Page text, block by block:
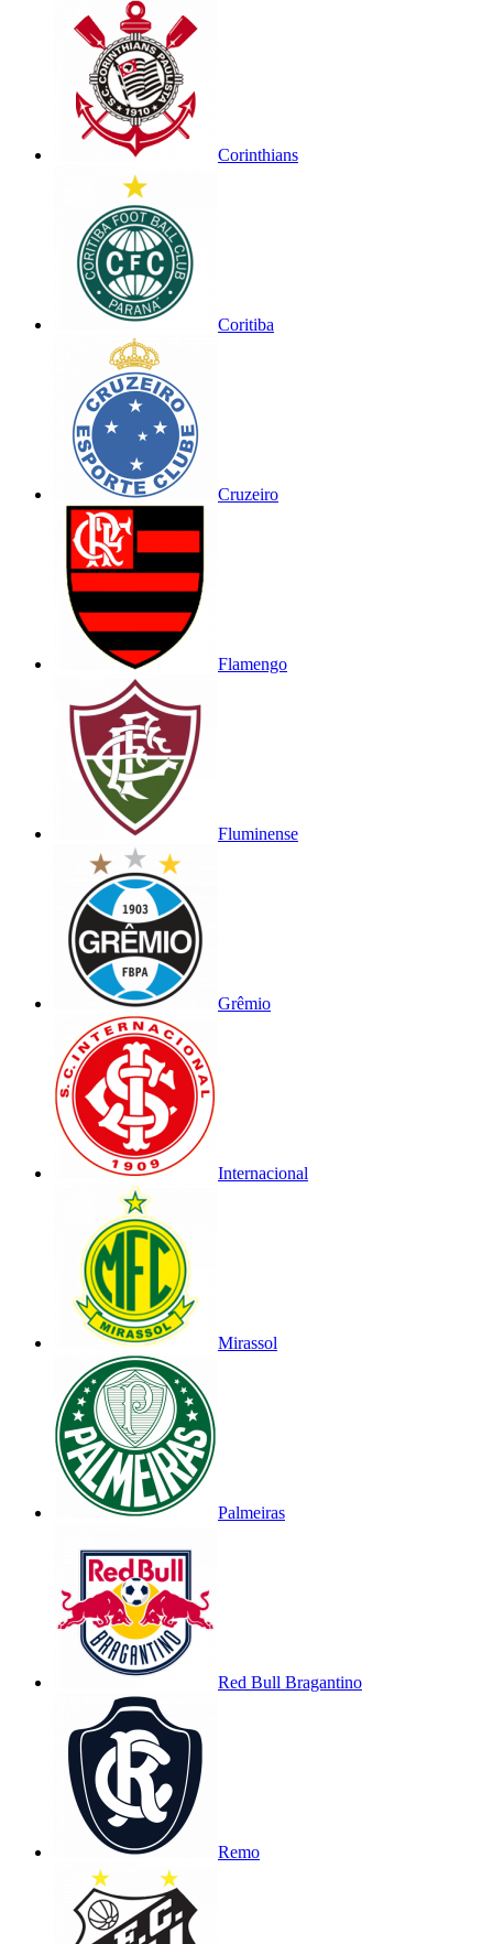
Corinthians
Coritiba
Cruzeiro
Flamengo
Fluminense
Grêmio
Internacional
Mirassol
Palmeiras
Red Bull Bragantino
Remo